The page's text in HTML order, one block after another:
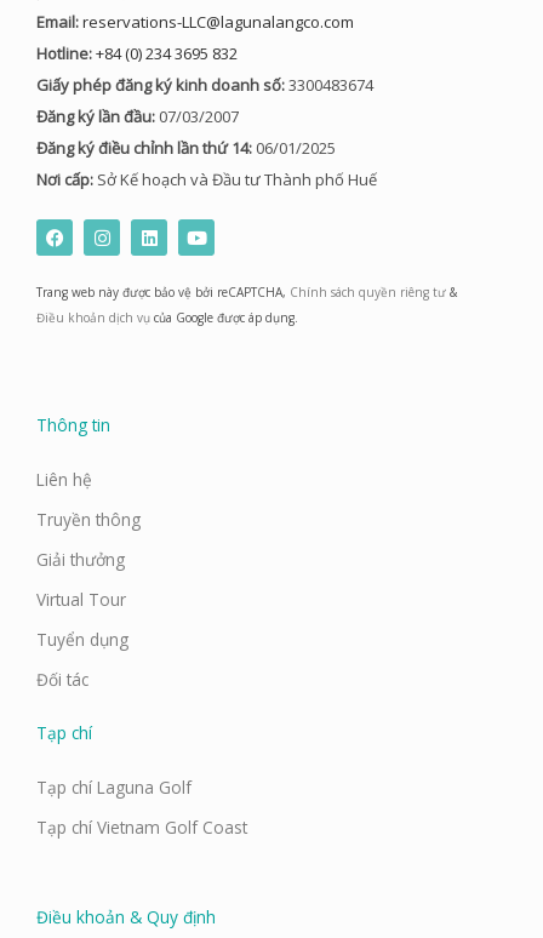
Email:reservations-LLC@lagunalangco.com
Hotline:+84 (0) 234 3695 832
Giấy phép đăng ký kinh doanh số:3300483674
Đăng ký lần đầu: 07/03/2007
Đăng ký điều chỉnh lần thứ 14: 06/01/2025
Nơi cấp: Sở Kế hoạch và Đầu tư Thành phố Huế
F
a
c
b
o
I
n
s
a
g
L
i
n
k
e
d
Y
o
u
t
u
b
Trang web này được bảo vệ bởi reCAPTCHA, Chính sách quyền riêng tư &
Điều khoản dịch vụ của Google được áp dụng.
Thông tin
Liên hệ
Truyền thông
Giải thưởng
Virtual Tour
Tuyển dụng
Đối tác
Tạp chí
Tạp chí Laguna Golf
Tạp chí Vietnam Golf Coast
Điều khoản & Quy định